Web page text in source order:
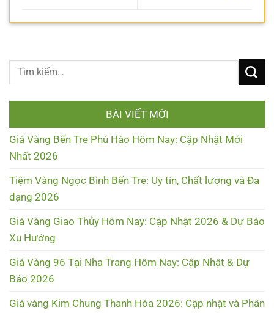
BÀI VIẾT MỚI
Giá Vàng Bến Tre Phú Hào Hôm Nay: Cập Nhật Mới
Nhất 2026
Tiệm Vàng Ngọc Bình Bến Tre: Uy tín, Chất lượng và Đa
dạng 2026
Giá Vàng Giao Thủy Hôm Nay: Cập Nhật 2026 & Dự Báo
Xu Hướng
Giá Vàng 96 Tại Nha Trang Hôm Nay: Cập Nhật & Dự
Báo 2026
Giá vàng Kim Chung Thanh Hóa 2026: Cập nhật và Phân